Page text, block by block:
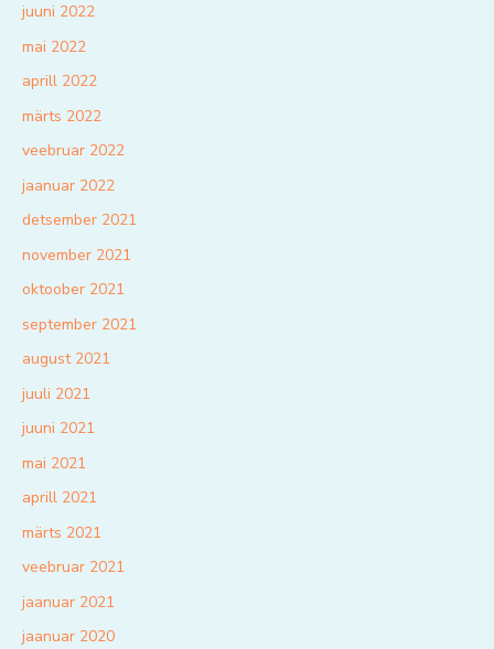
juuni 2022
mai 2022
aprill 2022
märts 2022
veebruar 2022
jaanuar 2022
detsember 2021
november 2021
oktoober 2021
september 2021
august 2021
juuli 2021
juuni 2021
mai 2021
aprill 2021
märts 2021
veebruar 2021
jaanuar 2021
jaanuar 2020